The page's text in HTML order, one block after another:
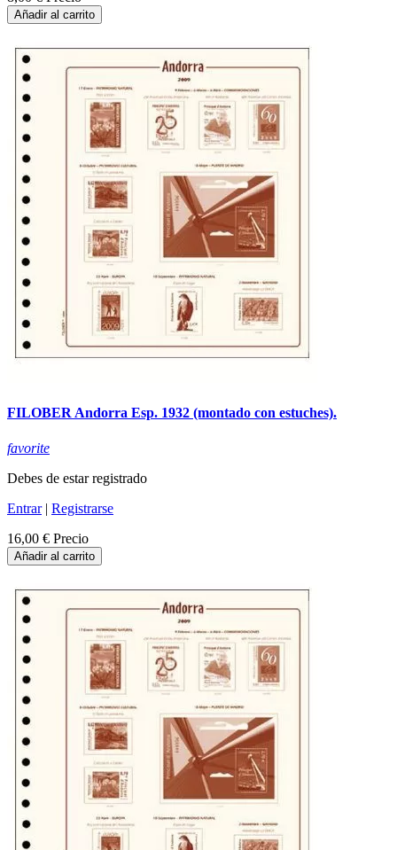
Añadir al carrito
FILOBER Andorra Esp. 1932 (montado con estuches).
favorite
Debes de estar registrado
Entrar| Registrarse
16,00 € Precio
Añadir al carrito